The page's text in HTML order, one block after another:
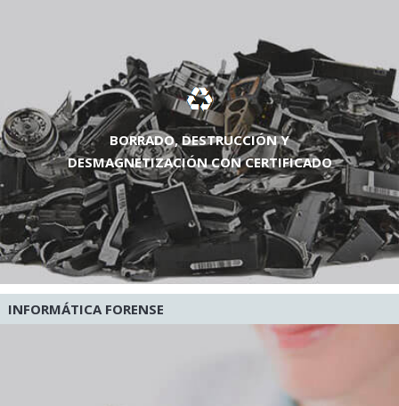
BORRADO, DESTRUCCIÓN Y
DESMAGNETIZACIÓN CON CERTIFICADO
INFORMÁTICA FORENSE